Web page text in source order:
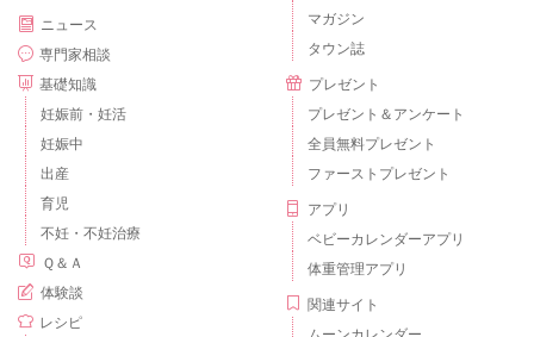
ニュース
専門家相談
基礎知識
妊娠前・妊活
妊娠中
出産
育児
不妊・不妊治療
Ｑ＆Ａ
体験談
レシピ
マガジン
タウン誌
プレゼント
プレゼント＆アンケート
全員無料プレゼント
ファーストプレゼント
アプリ
ベビーカレンダーアプリ
体重管理アプリ
関連サイト